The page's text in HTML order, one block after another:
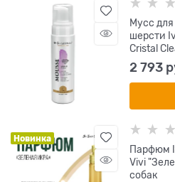
Мусс
шерсти
Cristal
2 793
Новинка
Парфюм
Vivi
собак